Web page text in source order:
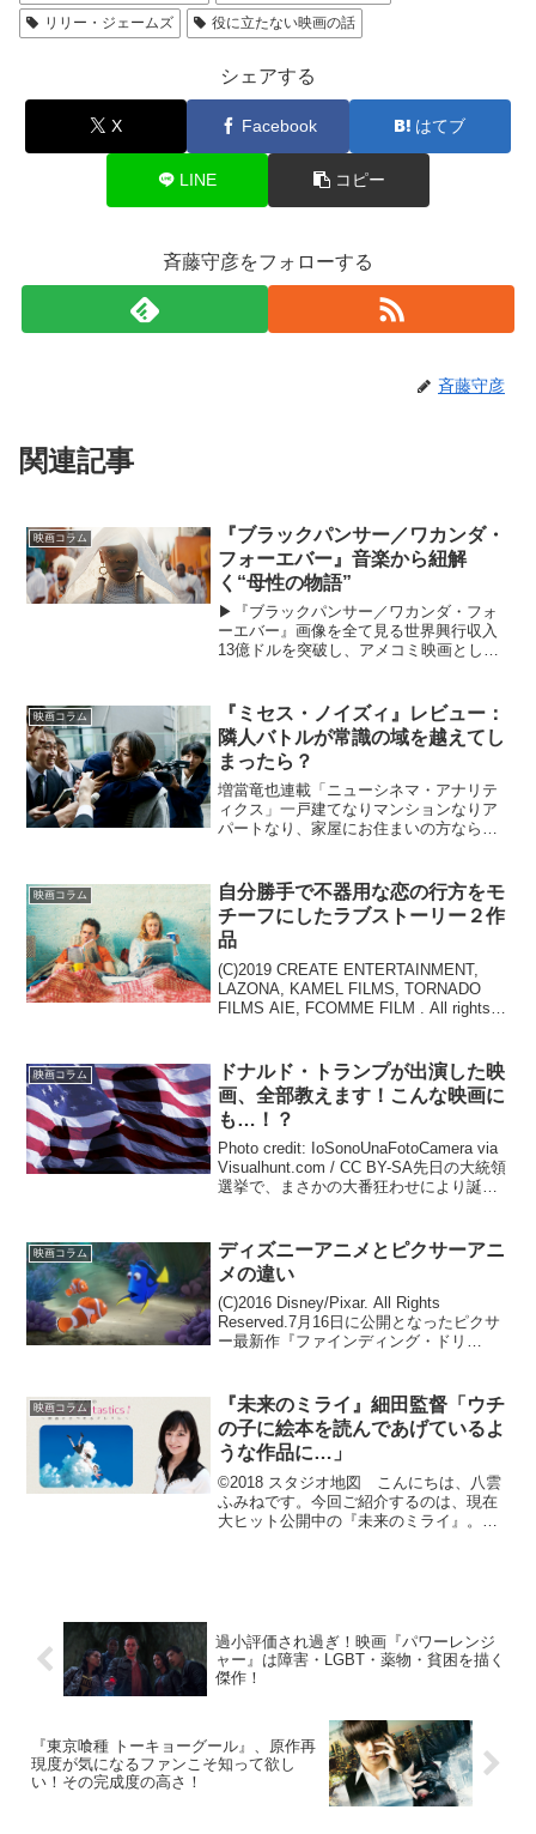
リリー・ジェームズ
役に立たない映画の話
シェアする
X Facebook はてブ
LINE コピー
斉藤守彦をフォローする
斉藤守彦
関連記事
映画コラム
『ブラックパンサー／ワカンダ・
フォーエバー』音楽から紐解
く“母性の物語”
▶︎『ブラックパンサー／ワカンダ・フォ
ーエバー』画像を全て見る世界興行収入
13億ドルを突破し、アメコミ映画として
ックパンサー』（2018）。だがその続編
となる『ブラック...
映画コラム
『ミセス・ノイズィ』レビュー：
隣人バトルが常識の域を越えてし
まったら？
増當竜也連載「ニューシネマ・アナリテ
ィクス」一戸建てなりマンションなりア
パートなり、家屋にお住まいの方ならば
なかのツワモノで一癖も二癖もあった場
合、当然のようにそこから...
映画コラム
自分勝手で不器用な恋の行方をモ
チーフにしたラブストーリー２作
品
(C)2019 CREATE ENTERTAINMENT,
LAZONA, KAMEL FILMS, TORNADO
FILMS AIE, FCOMME FILM . All rights
映画コラム
ドナルド・トランプが出演した映
画、全部教えます！こんな映画に
も…！？
Photo credit: IoSonoUnaFotoCamera via
Visualhunt.com / CC BY-SA先日の大統領
選挙で、まさかの大番狂わせにより誕生
映画コラム
ディズニーアニメとピクサーアニ
メの違い
(C)2016 Disney/Pixar. All Rights
Reserved.7月16日に公開となったピクサ
ー最新作『ファインディング・ドリ
92万人以上の動...
映画コラム
『未来のミライ』細田監督「ウチ
の子に絵本を読んであげているよ
うな作品に…」
©2018 スタジオ地図 こんにちは、八雲
ふみねです。今回ご紹介するのは、現在
大ヒット公開中の『未来のミライ』。細
過小評価され過ぎ！映画『パワーレンジ
ャー』は障害・LGBT・薬物・貧困を描く
傑作！
『東京喰種 トーキョーグール』、原作再
現度が気になるファンこそ知って欲し
い！その完成度の高さ！